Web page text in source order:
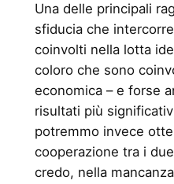
Una delle principali
sfiducia che
coinvolti nella lotta
coloro che sono
economica – e forse
risultati più
potremmo invece
cooperazione tra i
credo, nella